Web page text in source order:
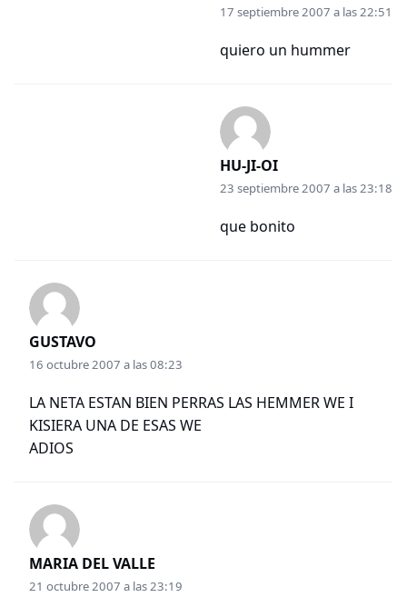
17 septiembre 2007 a las 22:51
quiero un hummer
HU-JI-OI
23 septiembre 2007 a las 23:18
que bonito
GUSTAVO
16 octubre 2007 a las 08:23
LA NETA ESTAN BIEN PERRAS LAS HEMMER WE I
KISIERA UNA DE ESAS WE
ADIOS
MARIA DEL VALLE
21 octubre 2007 a las 23:19